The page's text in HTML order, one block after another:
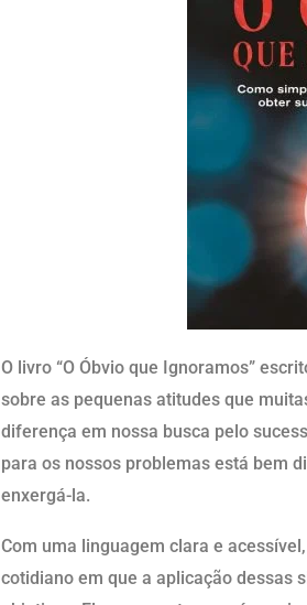
O livro “O Óbvio que Ignoramos”
sobre as pequenas atitudes que
diferença em nossa busca pelo
para os nossos problemas está bem
enxergá-la.
Com uma linguagem clara e
cotidiano em que a aplicação dessas